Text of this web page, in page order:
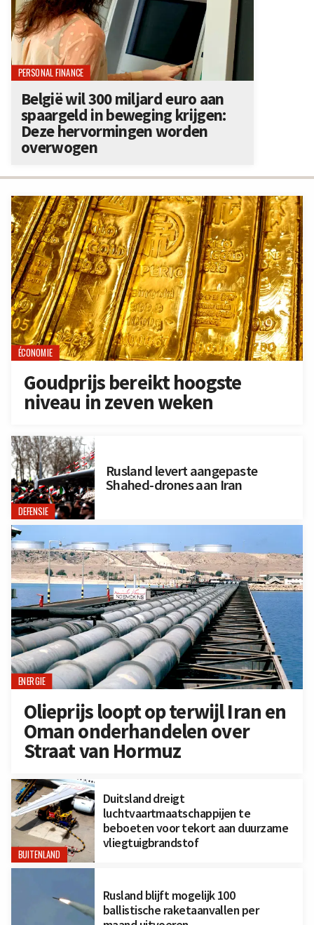
ÉCONOMIE
Goudprijs bereikt hoogste
niveau in zeven weken
DEFENSIE
Rusland levert aangepaste
Shahed-drones aan Iran
ENERGIE
Olieprijs loopt op terwijl Iran en
Oman onderhandelen over
Straat van Hormuz
BUITENLAND
Duitsland dreigt
luchtvaartmaatschappijen te
beboeten voor tekort aan duurzame
vliegtuigbrandstof
Rusland blijft mogelijk 100
ballistische raketaanvallen per
PERSONAL FINANCE
België wil 300 miljard euro aan
spaargeld in beweging krijgen:
Deze hervormingen worden
overwogen